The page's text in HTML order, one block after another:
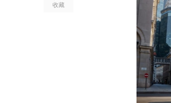
收藏